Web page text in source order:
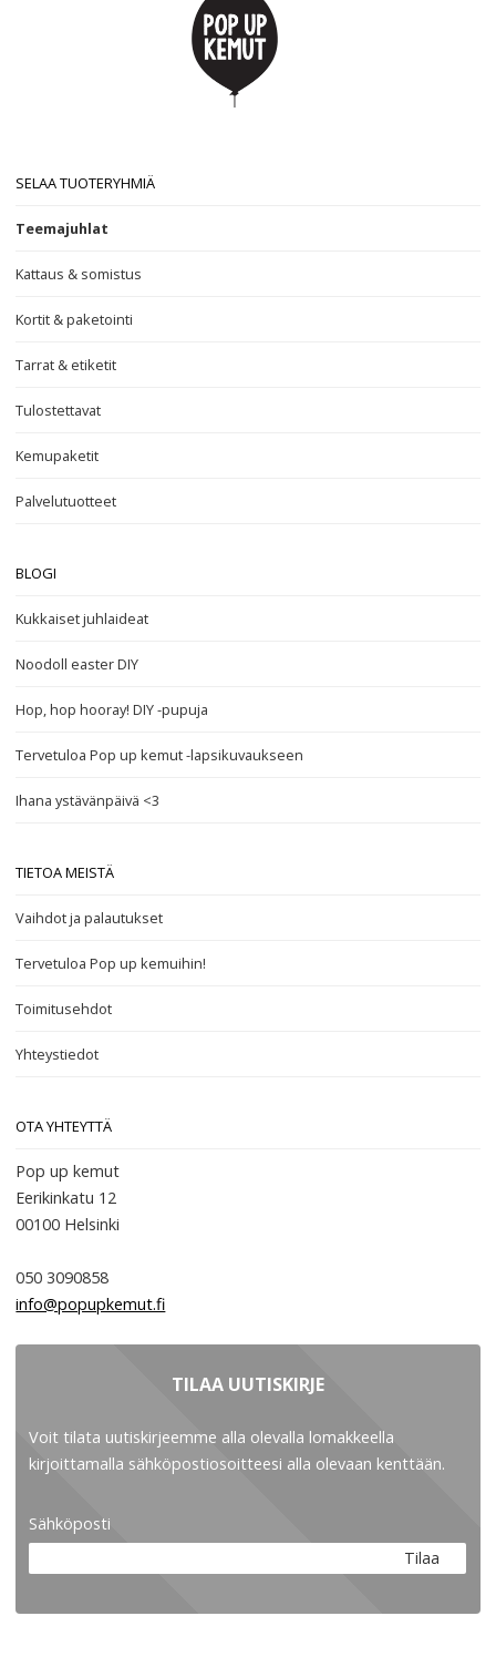
SELAA TUOTERYHMIÄ
Teemajuhlat
Kattaus & somistus
Kortit & paketointi
Tarrat & etiketit
Tulostettavat
Kemupaketit
Palvelutuotteet
BLOGI
Kukkaiset juhlaideat
Noodoll easter DIY
Hop, hop hooray! DIY -pupuja
Tervetuloa Pop up kemut -lapsikuvaukseen
Ihana ystävänpäivä <3
TIETOA MEISTÄ
Vaihdot ja palautukset
Tervetuloa Pop up kemuihin!
Toimitusehdot
Yhteystiedot
OTA YHTEYTTÄ
Pop up kemut
Eerikinkatu 12
00100 Helsinki
050 3090858
info@popupkemut.fi
TILAA UUTISKIRJE
Voit tilata uutiskirjeemme alla olevalla lomakkeella
kirjoittamalla sähköpostiosoitteesi alla olevaan kenttään.
Sähköposti
Tilaa